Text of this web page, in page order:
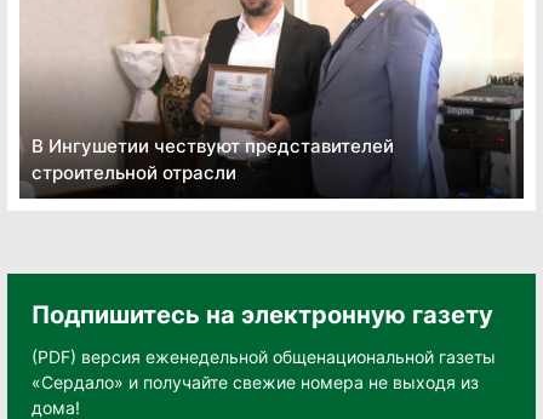
В Ингушетии чествуют представителей
строительной отрасли
Подпишитесь на электронную газету
(PDF) версия еженедельной общенациональной газеты
«Сердало» и получайте свежие номера не выходя из
дома!